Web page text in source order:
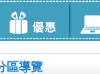
區導覽